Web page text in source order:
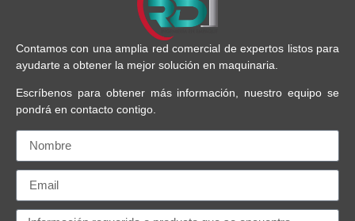
Contamos con una amplia red comercial de expertos listos para
ayudarte a obtener la mejor solución en maquinaria.
Escríbenos para obtener más información, nuestro equipo se
pondrá en contacto contigo.